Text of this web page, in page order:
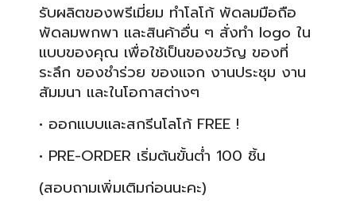
รับผลิตของพรีเมี่ยม ทำโลโก้ พัดลมมือถือ
พัดลมพกพา และสินค้าอื่น ๆ สั่งทำ logo ใน
แบบของคุณ เพื่อใช้เป็นของขวัญ ของที่
ระลึก ของชำร่วย ของแจก งานประชุม งาน
สัมมนา และในโอกาสต่างๆ
• ออกแบบและสกรีนโลโก้ FREE !
• PRE-ORDER เริ่มต้นขั้นต่ำ 100 ชิ้น
(สอบถามเพิ่มเติมก่อนนะคะ)